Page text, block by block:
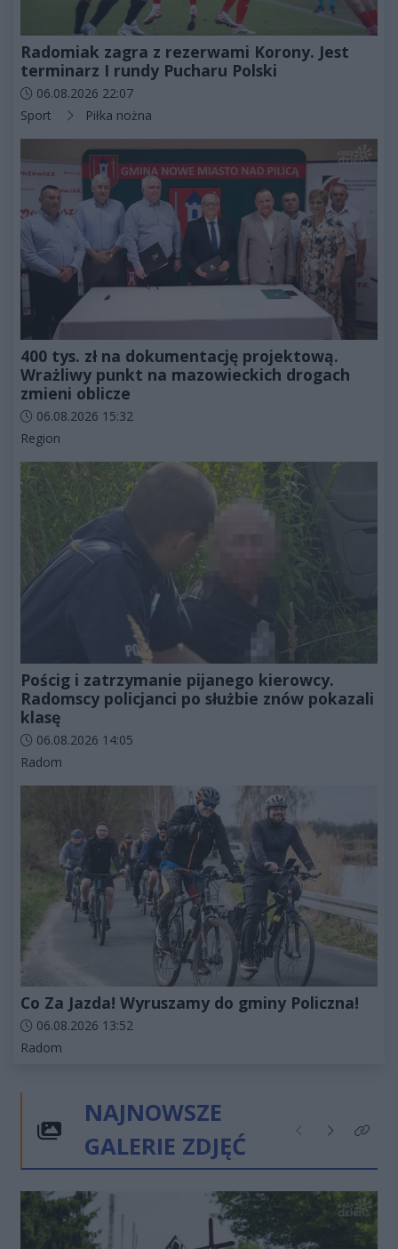
Radomiak zagra z rezerwami Korony. Jest
terminarz I rundy Pucharu Polski
Data dodania artykułu:
06.08.2026 22:07
Kategorie artykułu:
Sport Piłka nożna
400 tys. zł na dokumentację projektową.
Wrażliwy punkt na mazowieckich drogach
zmieni oblicze
Data dodania artykułu:
06.08.2026 15:32
Kategorie artykułu:
Region
Pościg i zatrzymanie pijanego kierowcy.
Radomscy policjanci po służbie znów pokazali
klasę
Data dodania artykułu:
06.08.2026 14:05
Kategorie artykułu:
Radom
Co Za Jazda! Wyruszamy do gminy Policzna!
Data dodania artykułu:
06.08.2026 13:52
Kategorie artykułu:
Radom
NAJNOWSZE
GALERIE ZDJĘĆ
Poprzednie
NastępneKliknij